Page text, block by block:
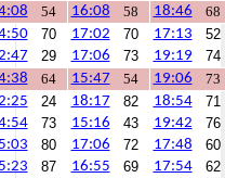
54 16:08 58 18:46
68
70 17:02 70 17:13
52
29 17:06 73 19:19
74
64 15:47 54 19:06
73
24 18:17 82 18:54
71
73 15:16 43 19:42
76
80 17:06 72 17:48
60
87 16:55 69 17:54
62